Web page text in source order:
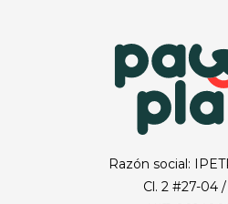
Razón social:
Cl. 2 #27-04 /